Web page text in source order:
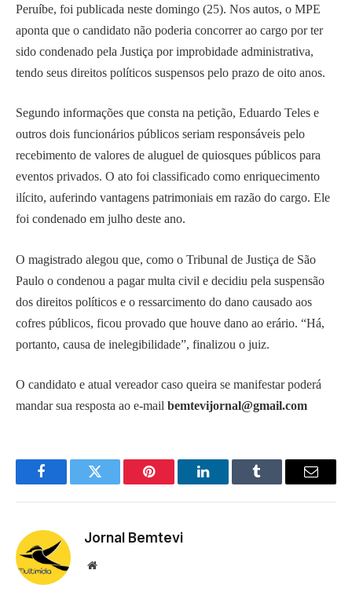
Peruíbe, foi publicada neste domingo (25). Nos autos, o MPE
aponta que o candidato não poderia concorrer ao cargo por ter
sido condenado pela Justiça por improbidade administrativa,
tendo seus direitos políticos suspensos pelo prazo de oito anos.
Segundo informações que consta na petição, Eduardo Teles e
outros dois funcionários públicos seriam responsáveis pelo
recebimento de valores de aluguel de quiosques públicos para
eventos privados. O ato foi classificado como enriquecimento
ilícito, auferindo vantagens patrimoniais em razão do cargo. Ele
foi condenado em julho deste ano.
O magistrado alegou que, como o Tribunal de Justiça de São
Paulo o condenou a pagar multa civil e decidiu pela suspensão
dos direitos políticos e o ressarcimento do dano causado aos
cofres públicos, ficou provado que houve dano ao erário. “Há,
portanto, causa de inelegibilidade”, finalizou o juiz.
O candidato e atual vereador caso queira se manifestar poderá
mandar sua resposta ao e-mail bemtevijornal@gmail.com
FacebookTwitter Pinterest LinkedInTumblr Email
Jornal Bemtevi
Website